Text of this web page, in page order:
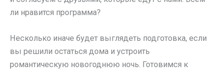
ли нравится программа?
Несколько иначе будет выглядеть подготовка, если
вы решили остаться дома и устроить
романтическую новогоднюю ночь. Готовимся к